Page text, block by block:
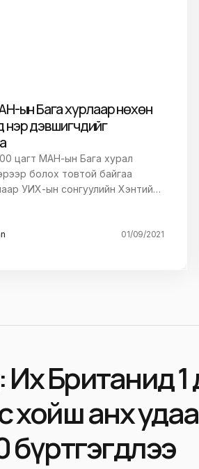
ын Бага хурлаар нөхөн
нэр дэвшигчдийг
цагт МАН-ын Бага хурал
болох товтой байгаа
УИХ-ын сонгуулийн Хэнтий…
01/09/2021
Британид 1
анх удаа
бүртгэгдлээ